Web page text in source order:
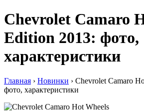
Chevrolet Camaro
Edition 2013: фото,
характеристики
Главная › Новинки › Chevrolet Camaro
фото, характеристики